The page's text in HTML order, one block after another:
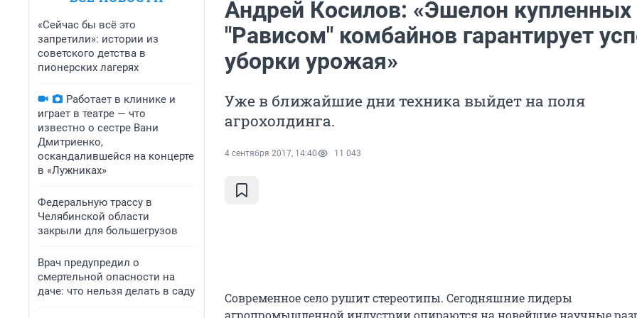
«Сейчас бы всё это
запретили»: истории из
советского детства в
пионерских лагерях
Работает в клинике и
играет в театре — что
известно о сестре Вани
Дмитриенко,
оскандалившейся на концерте
в «Лужниках»
Федеральную трассу в
Челябинской области
закрыли для большегрузов
Врач предупредил о
смертельной опасности на
даче: что нельзя делать в саду
Андрей Косилов: «Эшелон купленных
"Рависом" комбайнов гарантирует
уборки урожая»
Уже в ближайшие дни техника выйдет на поля
агрохолдинга.
4 сентября 2017, 14:40 11 043
Современное село рушит стереотипы. Сегодняшние лидеры
агропромышленной индустрии опираются на новейшие научные